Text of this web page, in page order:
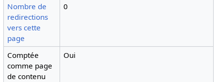
Nombre de
redirections
vers cette
page
0
Comptée
comme page
de contenu
Oui